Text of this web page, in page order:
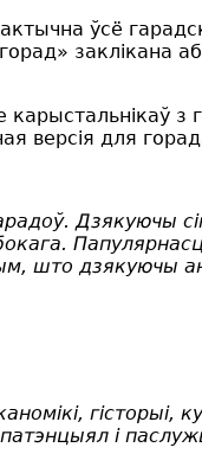
ўсё
заклікана
з
версія для
Дзякуючы
што дзякуючы
гісторыі,
і